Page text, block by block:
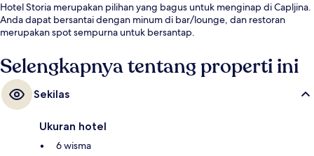
Hotel Storia merupakan pilihan yang bagus untuk menginap di Capljina.
Anda dapat bersantai dengan minum di bar/lounge, dan restoran
merupakan spot sempurna untuk bersantap.
Selengkapnya tentang properti ini
Sekilas
Ukuran hotel
6 wisma